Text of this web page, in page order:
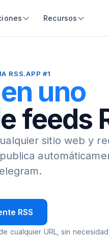
Recursos
RSS.APP #1
uno
feeds
sitio web y
RSS
cualquier URL, sin